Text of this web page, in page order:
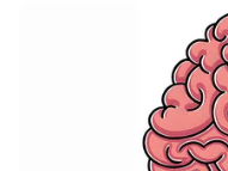
ഘടകം.
വളർത്താനോ
ചെറുപ്പക്കാർ
പ്രോട്ടീൻ
ഭക്ഷണങ്ങൾ